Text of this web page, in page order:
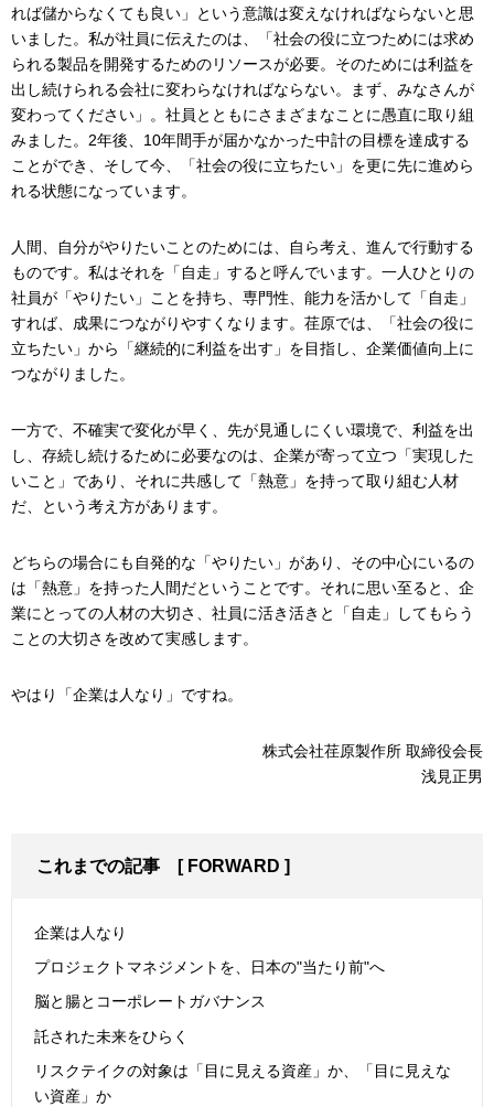
れば儲からなくても良い」という意識は変えなければならないと思
いました。私が社員に伝えたのは、「社会の役に立つためには求め
られる製品を開発するためのリソースが必要。そのためには利益を
出し続けられる会社に変わらなければならない。まず、みなさんが
変わってください」。社員とともにさまざまなことに愚直に取り組
みました。2年後、10年間手が届かなかった中計の目標を達成する
ことができ、そして今、「社会の役に立ちたい」を更に先に進めら
れる状態になっています。
人間、自分がやりたいことのためには、自ら考え、進んで行動する
ものです。私はそれを「自走」すると呼んでいます。一人ひとりの
社員が「やりたい」ことを持ち、専門性、能力を活かして「自走」
すれば、成果につながりやすくなります。荏原では、「社会の役に
立ちたい」から「継続的に利益を出す」を目指し、企業価値向上に
つながりました。
一方で、不確実で変化が早く、先が見通しにくい環境で、利益を出
し、存続し続けるために必要なのは、企業が寄って立つ「実現した
いこと」であり、それに共感して「熱意」を持って取り組む人材
だ、という考え方があります。
どちらの場合にも自発的な「やりたい」があり、その中心にいるの
は「熱意」を持った人間だということです。それに思い至ると、企
業にとっての人材の大切さ、社員に活き活きと「自走」してもらう
ことの大切さを改めて実感します。
やはり「企業は人なり」ですね。
株式会社荏原製作所 取締役会長
浅見正男
これまでの記事 [ FORWARD ]
企業は人なり
プロジェクトマネジメントを、日本の"当たり前"へ
脳と腸とコーポレートガバナンス
託された未来をひらく
リスクテイクの対象は「目に見える資産」か、「目に見えな
い資産」か